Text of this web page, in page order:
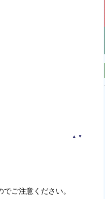
▲ ▼
ご注意ください。